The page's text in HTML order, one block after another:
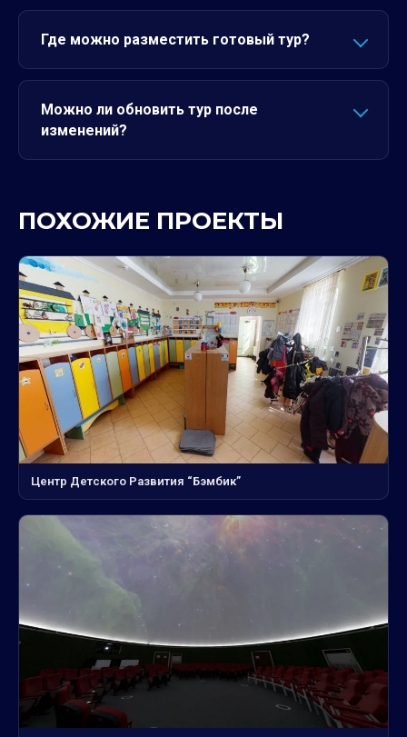
Где можно разместить готовый тур?
Можно ли обновить тур после
изменений?
ПОХОЖИЕ ПРОЕКТЫ
Центр Детского Развития “Бэмбик”